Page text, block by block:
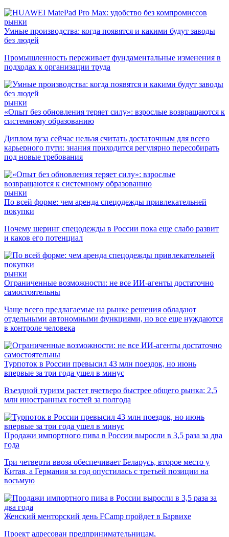
рынки
Умные производства: когда появятся и какими будут заводы
без людей
Промышленность переживает фундаментальные изменения в
подходах к организации труда
рынки
«Опыт без обновления теряет силу»: взрослые возвращаются к
системному образованию
Диплом вуза сейчас нельзя считать достаточным для всего
карьерного пути: знания приходится регулярно пересобирать
под новые требования
рынки
По всей форме: чем аренда спецодежды привлекательней
покупки
Почему шеринг спецодежды в России пока еще слабо развит
и каков его потенциал
рынки
Ограниченные возможности: не все ИИ-агенты достаточно
самостоятельны
Чаще всего предлагаемые на рынке решения обладают
отдельными автономными функциями, но все еще нуждаются
в контроле человека
Турпоток в России превысил 43 млн поездок, но июнь
впервые за три года ушел в минус
Въездной туризм растет вчетверо быстрее общего рынка: 2,5
млн иностранных гостей за полгода
Продажи импортного пива в России выросли в 3,5 раза за два
года
Три четверти ввоза обеспечивает Беларусь, второе место у
Китая, а Германия за год опустилась с третьей позиции на
восьмую
Женский менторский день FCamp пройдет в Барвихе
Проект адресован предпринимательницам,